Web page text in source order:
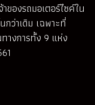
ของรถมอเตอร์ไซค์ใน
กว่าเดิม เฉพาะที่
างการทั้ง 9 แห่ง